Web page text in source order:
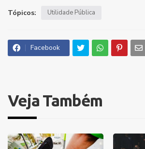
Tópicos: Utilidade Pública
Facebook
Veja Também